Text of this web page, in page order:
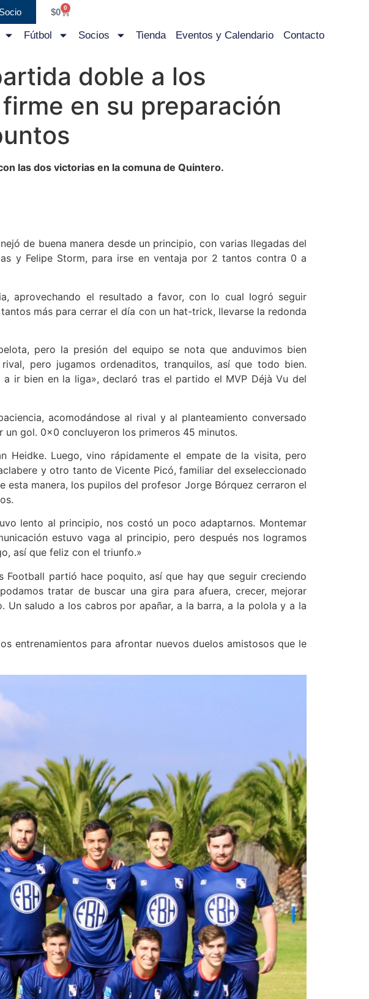
$0 0
Fútbol Socios Tienda Eventos y Calendario Contacto
doble a los
en su preparación
las dos victorias en la comuna de Quintero.
de buena manera desde un principio, con varias llegadas del
y Felipe Storm, para irse en ventaja por 2 tantos contra 0 a
aprovechando el resultado a favor, con lo cual logró seguir
más para cerrar el día con un hat-trick, llevarse la redonda
pero la presión del equipo se nota que anduvimos bien
pero jugamos ordenaditos, tranquilos, así que todo bien.
ir bien en la liga», declaró tras el partido el MVP Déjà Vu del
acomodándose al rival y al planteamiento conversado
un gol. 0x0 concluyeron los primeros 45 minutos.
Luego, vino rápidamente el empate de la visita, pero
y otro tanto de Vicente Picó, familiar del exseleccionado
esta manera, los pupilos del profesor Jorge Bórquez cerraron el
lento al principio, nos costó un poco adaptarnos. Montemar
estuvo vaga al principio, pero después nos logramos
así que feliz con el triunfo.»
partió hace poquito, así que hay que seguir creciendo
tratar de buscar una gira para afuera, crecer, mejorar
saludo a los cabros por apañar, a la barra, a la polola y a la
entrenamientos para afrontar nuevos duelos amistosos que le